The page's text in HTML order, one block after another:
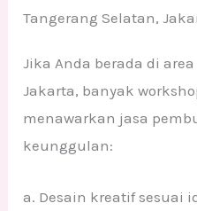
Tangerang Selatan,
Jika Anda berada di
Jakarta, banyak
menawarkan jasa
keunggulan:
a. Desain kreatif sesuai